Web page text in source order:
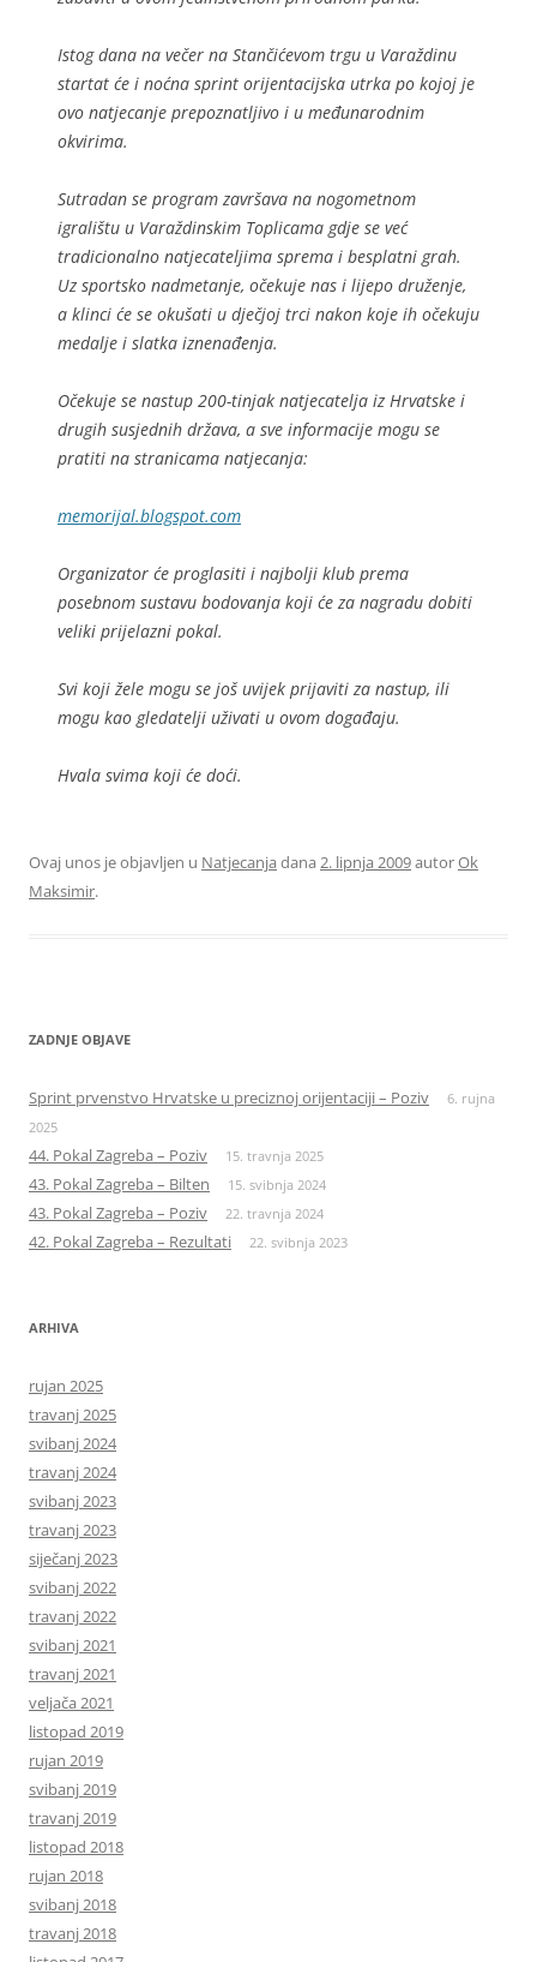
Istog dana na večer na Stančićevom trgu u Varaždinu
startat će i noćna sprint orijentacijska utrka po kojoj je
ovo natjecanje prepoznatljivo i u međunarodnim
okvirima.
Sutradan se program završava na nogometnom
igralištu u Varaždinskim Toplicama gdje se već
tradicionalno natjecateljima sprema i besplatni grah.
Uz sportsko nadmetanje, očekuje nas i lijepo druženje,
a klinci će se okušati u dječjoj trci nakon koje ih očekuju
medalje i slatka iznenađenja.
Očekuje se nastup 200-tinjak natjecatelja iz Hrvatske i
drugih susjednih država, a sve informacije mogu se
pratiti na stranicama natjecanja:
memorijal.blogspot.com
Organizator će proglasiti i najbolji klub prema
posebnom sustavu bodovanja koji će za nagradu dobiti
veliki prijelazni pokal.
Svi koji žele mogu se još uvijek prijaviti za nastup, ili
mogu kao gledatelji uživati u ovom događaju.
Hvala svima koji će doći.
Ovaj unos je objavljen u Natjecanja dana 2. lipnja 2009autorOk
Maksimir.
ZADNJE OBJAVE
Sprint prvenstvo Hrvatske u preciznoj orijentaciji – Poziv
6. rujna
2025
44. Pokal Zagreba – Poziv 15. travnja 2025
43. Pokal Zagreba – Bilten 15. svibnja 2024
43. Pokal Zagreba – Poziv 22. travnja 2024
42. Pokal Zagreba – Rezultati 22. svibnja 2023
ARHIVA
rujan 2025
travanj 2025
svibanj 2024
travanj 2024
svibanj 2023
travanj 2023
siječanj 2023
svibanj 2022
travanj 2022
svibanj 2021
travanj 2021
veljača 2021
listopad 2019
rujan 2019
svibanj 2019
travanj 2019
listopad 2018
rujan 2018
svibanj 2018
travanj 2018